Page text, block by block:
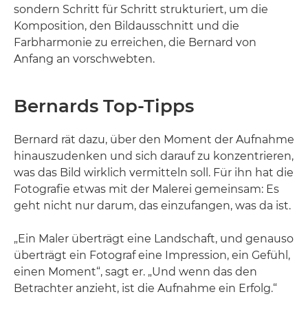
sondern Schritt für Schritt strukturiert, um die
Komposition, den Bildausschnitt und die
Farbharmonie zu erreichen, die Bernard von
Anfang an vorschwebten.
Bernards Top-Tipps
Bernard rät dazu, über den Moment der Aufnahme
hinauszudenken und sich darauf zu konzentrieren,
was das Bild wirklich vermitteln soll. Für ihn hat die
Fotografie etwas mit der Malerei gemeinsam: Es
geht nicht nur darum, das einzufangen, was da ist.
„Ein Maler überträgt eine Landschaft, und genauso
überträgt ein Fotograf eine Impression, ein Gefühl,
einen Moment“, sagt er. „Und wenn das den
Betrachter anzieht, ist die Aufnahme ein Erfolg.“